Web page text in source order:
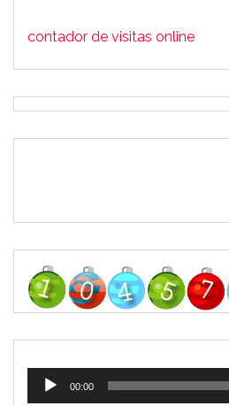
contador de visitas online
Tocador
00:00